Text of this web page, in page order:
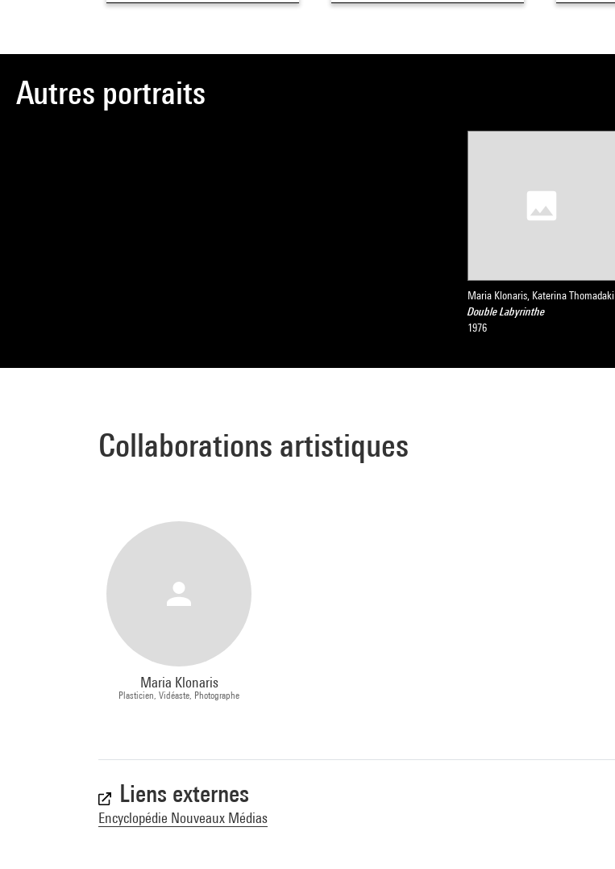
Autres portraits
Maria Klonaris, Katerina Thomadaki
Double Labyrinthe
1976
Collaborations artistiques
Maria Klonaris
Plasticien, Vidéaste, Photographe
Liens externes
Encyclopédie Nouveaux Médias